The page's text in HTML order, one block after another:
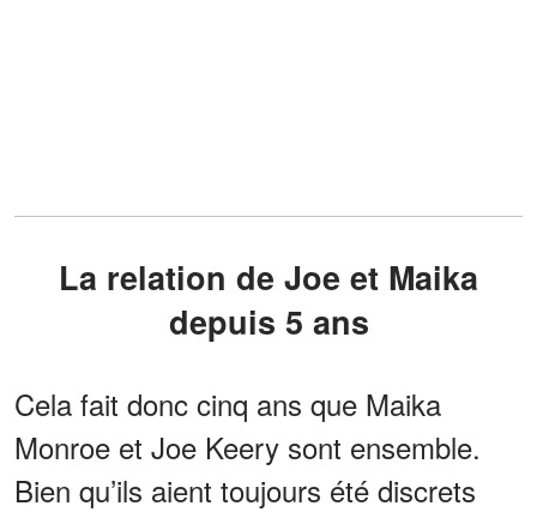
La relation de Joe et Maika
depuis 5 ans
Cela fait donc cinq ans que Maika
Monroe et Joe Keery sont ensemble.
Bien qu’ils aient toujours été discrets